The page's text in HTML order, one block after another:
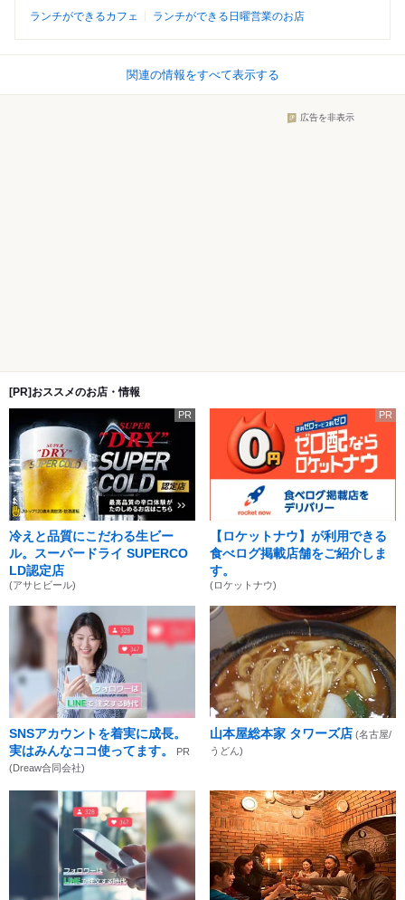
ランチができるカフェ ランチができる日曜営業のお店
関連の情報をすべて表示する
広告を非表示
[PR]おススメのお店・情報
PR
冷えと品質にこだわる生ビー
ル。スーパードライ SUPERCO
LD認定店
(アサヒビール)
PR
【ロケットナウ】が利用できる
食べログ掲載店舗をご紹介しま
す。
(ロケットナウ)
SNSアカウントを着実に成長。
実はみんなココ使ってます。
PR
(Dreaw合同会社)
山本屋総本家 タワーズ店 (名古屋/
うどん)